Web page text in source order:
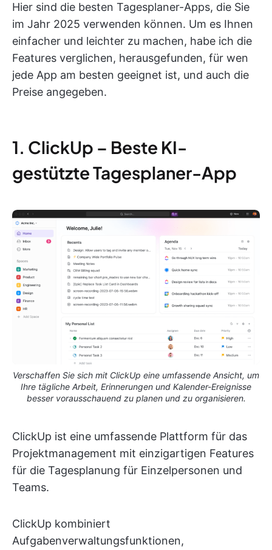
Hier sind die besten Tagesplaner-Apps, die Sie
im Jahr 2025 verwenden können. Um es Ihnen
einfacher und leichter zu machen, habe ich die
Features verglichen, herausgefunden, für wen
jede App am besten geeignet ist, und auch die
Preise angegeben.
1. ClickUp – Beste KI-
gestützte Tagesplaner-App
Verschaffen Sie sich mit ClickUp eine umfassende Ansicht, um
Ihre tägliche Arbeit, Erinnerungen und Kalender-Ereignisse
besser vorausschauend zu planen und zu organisieren.
ClickUp ist eine umfassende Plattform für das
Projektmanagement mit einzigartigen Features
für die Tagesplanung für Einzelpersonen und
Teams.
ClickUp kombiniert
Aufgabenverwaltungsfunktionen,